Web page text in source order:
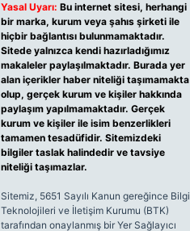
Yasal Uyarı: Bu internet sitesi, herhangi
bir marka, kurum veya şahıs şirketi ile
hiçbir bağlantısı bulunmamaktadır.
Sitede yalnızca kendi hazırladığımız
makaleler paylaşılmaktadır. Burada yer
alan içerikler haber niteliği taşımamakta
olup, gerçek kurum ve kişiler hakkında
paylaşım yapılmamaktadır. Gerçek
kurum ve kişiler ile isim benzerlikleri
tamamen tesadüfidir. Sitemizdeki
bilgiler taslak halindedir ve tavsiye
niteliği taşımazlar.
Sitemiz, 5651 Sayılı Kanun gereğince Bilgi
Teknolojileri ve İletişim Kurumu (BTK)
tarafından onaylanmış bir Yer Sağlayıcı